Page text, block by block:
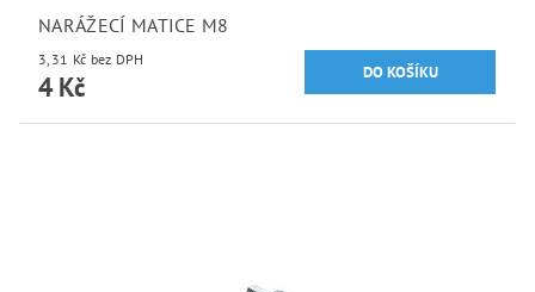
NARÁŽECÍ MATICE M8
3,31 Kč bez DPH
4 Kč